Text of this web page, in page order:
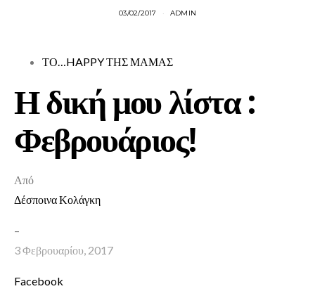
03/02/2017 ADMIN
ΤΟ…HAPPY ΤΗΣ ΜΑΜΑΣ
Η δική μου λίστα :
Φεβρουάριος!
Από
Δέσποινα Κολάγκη
–
3 Φεβρουαρίου, 2017
Facebook